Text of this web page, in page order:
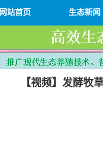
网站首页 生态新闻
【视频】发酵牧